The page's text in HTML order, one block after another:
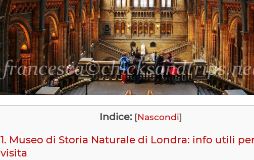
Indice: [Nascondi]
1. Museo di Storia Naturale di Londra: info utili
visita